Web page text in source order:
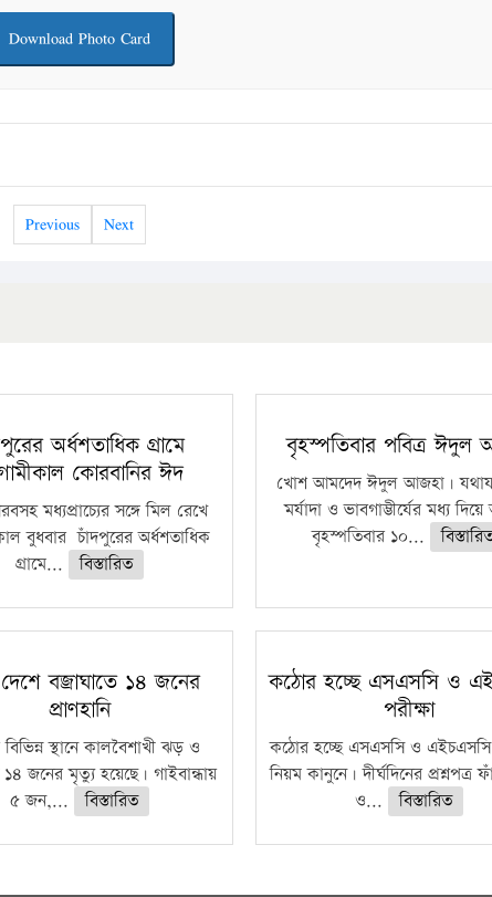
Download Photo Card
Previous Next
অর্ধশতাধিক গ্রামে
কোরবানির ঈদ
মধ্যপ্রাচ্যের সঙ্গে মিল রেখে
বুধবার চাঁদপুরের অর্ধশতাধিক
গ্রামে...
বিস্তারিত
বৃহস্পতিবার পবিত্র ঈদুল
খোশ আমদেদ ঈদুল আজহা।
মর্যাদা ও ভাবগাম্ভীর্যের মধ্য
বৃহস্পতিবার ১০...
বজ্রাঘাতে ১৪ জনের
প্রাণহানি
স্থানে কালবৈশাখী ঝড় ও
১৪ জনের মৃত্যু হয়েছে। গাইবান্ধায়
৫ জন,...
বিস্তারিত
কঠোর হচ্ছে এসএসসি ও
পরীক্ষা
কঠোর হচ্ছে এসএসসি ও এইচএসসি
নিয়ম কানুনে। দীর্ঘদিনের
ও...
বিস্তারিত